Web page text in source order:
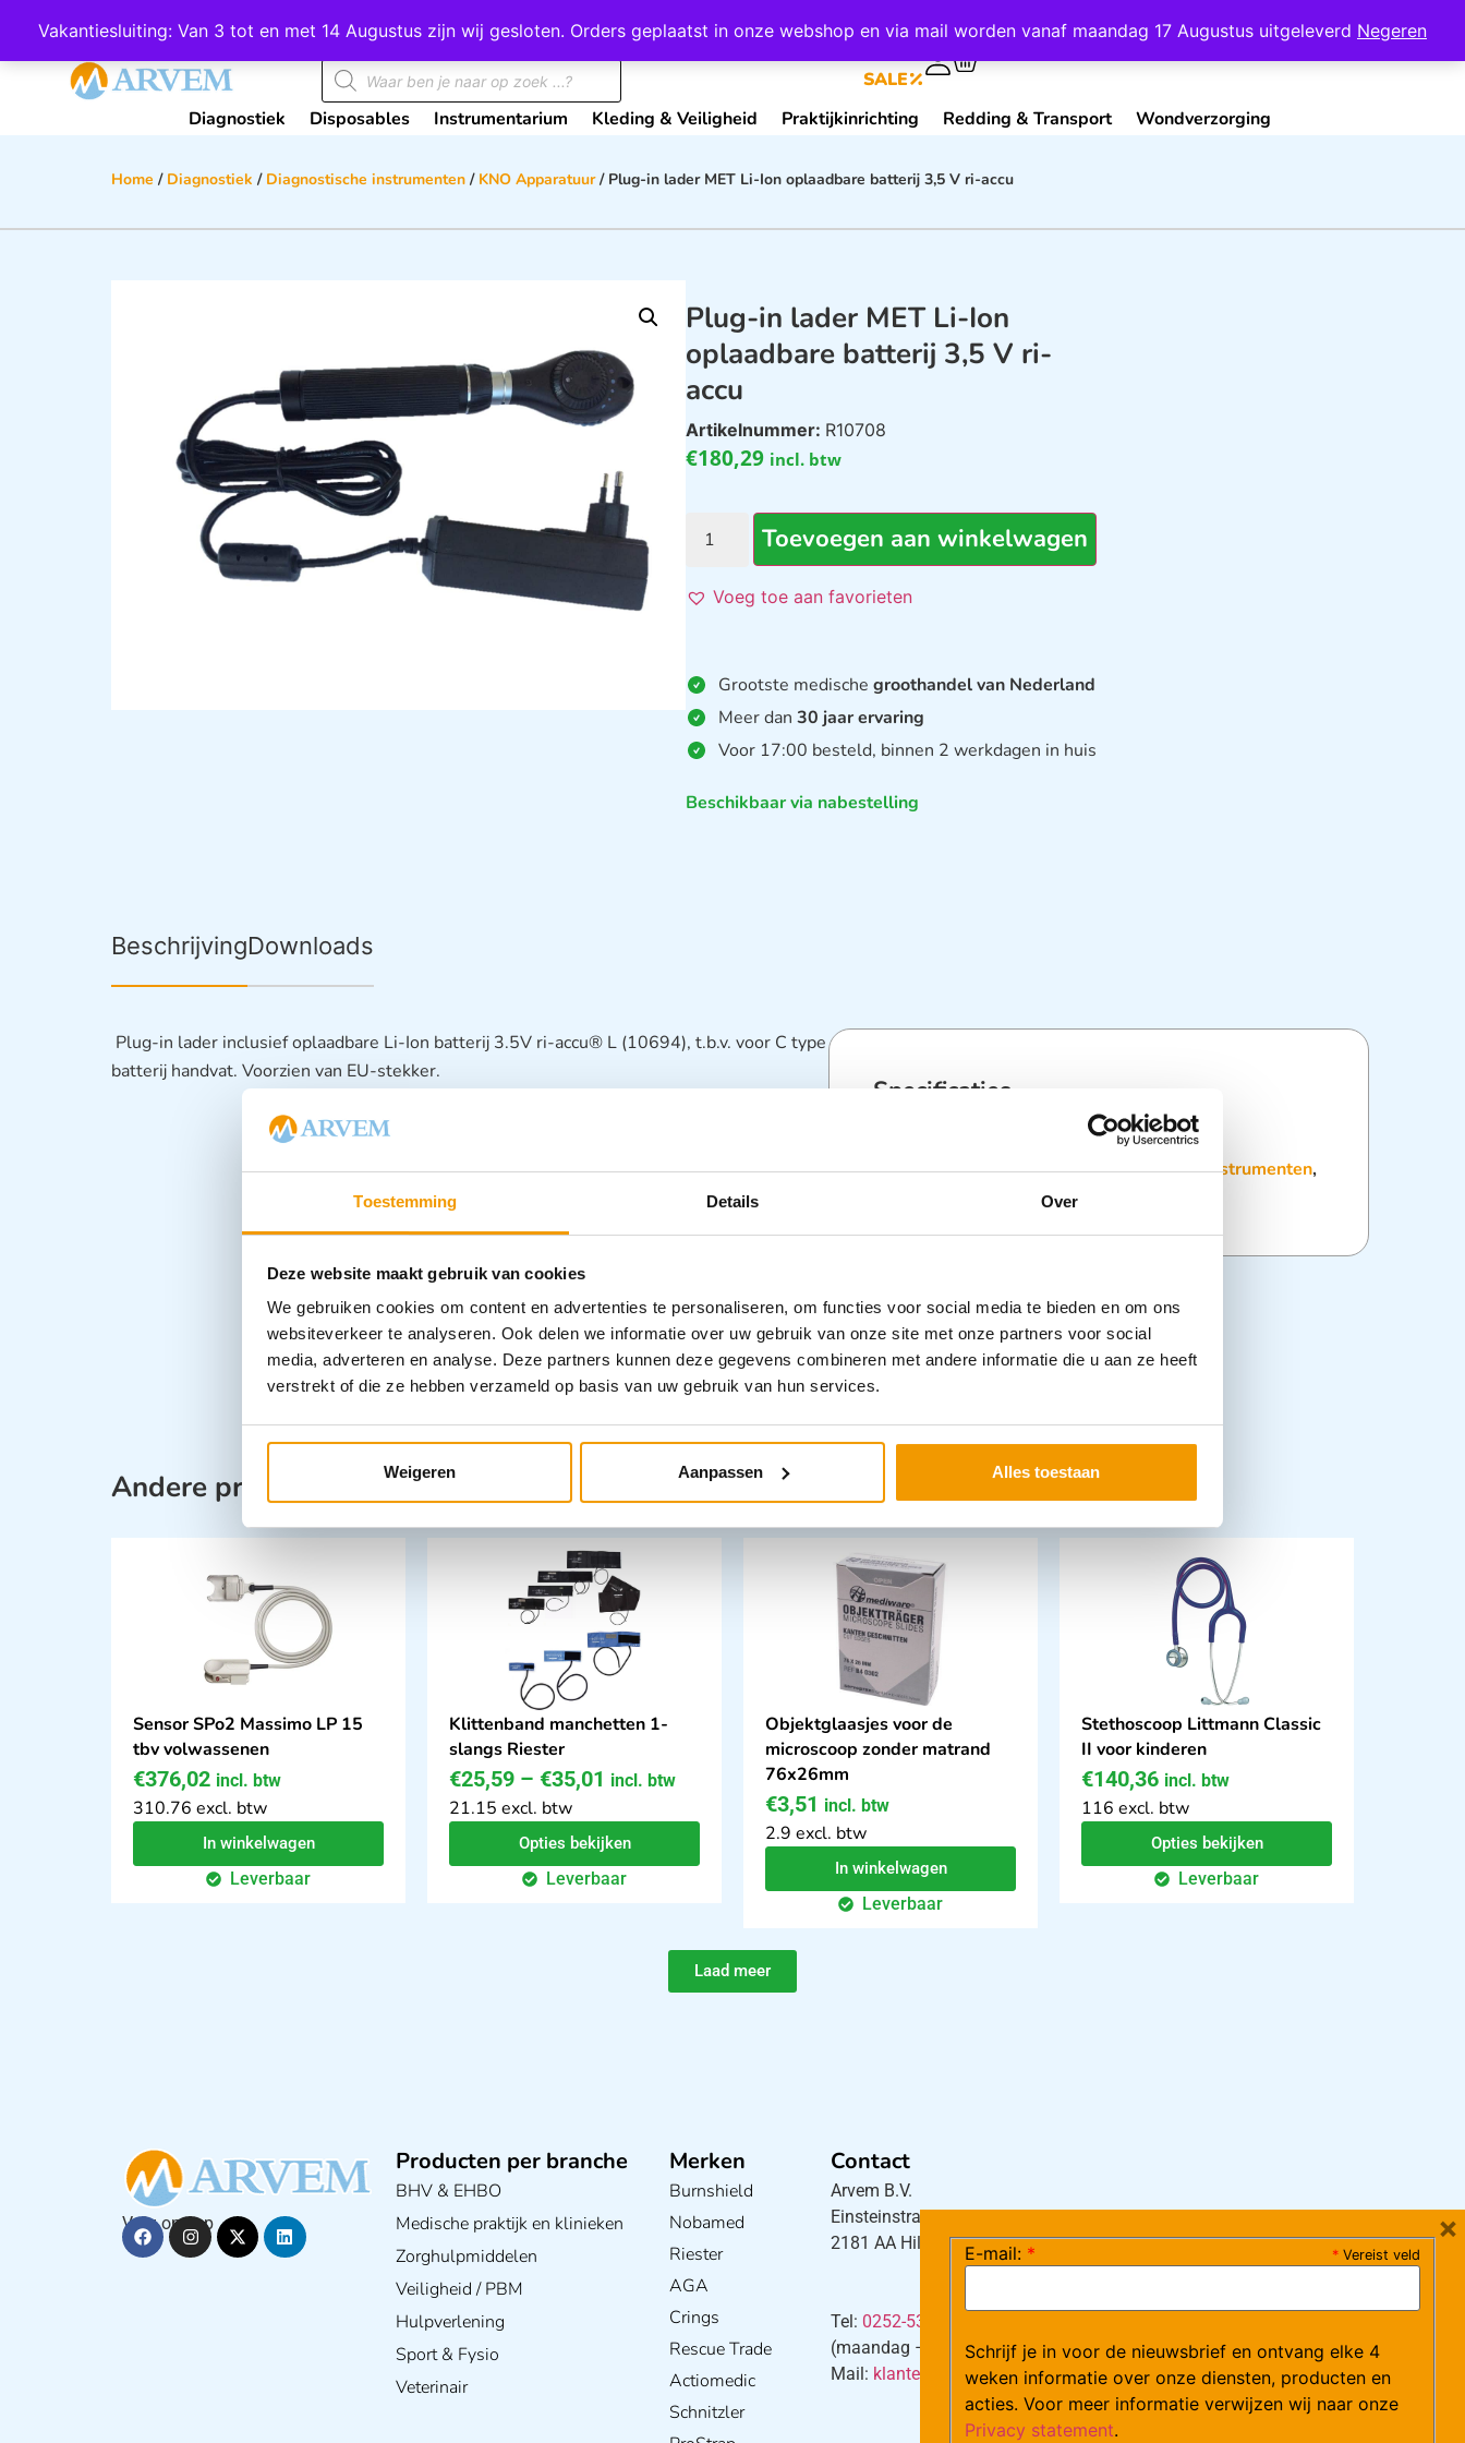
Toestemming Details Over
Deze website maakt gebruik van cookies
We gebruiken cookies om content en advertenties te personaliseren, om functies voor social media te bieden en om ons
websiteverkeer te analyseren. Ook delen we informatie over uw gebruik van onze site met onze partners voor social
media, adverteren en analyse. Deze partners kunnen deze gegevens combineren met andere informatie die u aan ze heeft
verstrekt of die ze hebben verzameld op basis van uw gebruik van hun services.
Weigeren Aanpassen Alles toestaan
Vakantiesluiting: Van 3 tot en met 14 Augustus zijn wij gesloten. Orders geplaatst in onze webshop en via mail worden vanaf maandag 17 Augustus uitgeleverd Negeren
Wij scoren een 4,8 op Google Mijn Account Contact
SALE
Diagnostiek Disposables Instrumentarium Kleding & Veiligheid Praktijkinrichting Redding & Transport Wondverzorging
Home / Diagnostiek / Diagnostische instrumenten / KNO Apparatuur/ Plug-in lader MET Li-Ion oplaadbare batterij 3,5 V ri-accu
Plug-in lader MET Li-Ion
oplaadbare batterij 3,5 V ri-
accu
Artikelnummer: R10708
€180,29 incl. btw
Toevoegen aan winkelwagen
Voeg toe aan favorieten
Grootste medischegroothandel van Nederland
Meer dan30 jaar ervaring
Voor 17:00 besteld, binnen 2 werkdagen in huis
Beschikbaar via nabestelling
BeschrijvingDownloads
Plug-in lader inclusief oplaadbare Li-Ion batterij 3.5V ri-accu® L (10694), t.b.v. voor C type
batterij handvat. Voorzien van EU-stekker.
Specificaties
Categorieën:Diagnostiek,Diagnostische instrumenten,
Andere producten in deze categorie:
Sensor SPo2 Massimo LP 15
tbv volwassenen
€376,02 incl. btw
310.76 excl. btw
In winkelwagen
Leverbaar
Klittenband manchetten 1-
slangs Riester
€25,59 – €35,01 incl. btw
21.15 excl. btw
Opties bekijken
Leverbaar
Objektglaasjes voor de
microscoop zonder matrand
76x26mm
€3,51 incl. btw
2.9 excl. btw
In winkelwagen
Leverbaar
Stethoscoop Littmann Classic
II voor kinderen
€140,36 incl. btw
116 excl. btw
Opties bekijken
Leverbaar
Laad meer
Volg ons op
Producten per branche
BHV & EHBO
Medische praktijk en klinieken
Zorghulpmiddelen
Veiligheid / PBM
Hulpverlening
Sport & Fysio
Veterinair
Merken
Burnshield
Nobamed
Riester
AGA
Crings
Rescue Trade
Actiomedic
Schnitzler
Contact
Arvem B.V.
Einsteinstraat 5
2181 AA Hillegom
Tel: 0252-533256
(maandag – donderdag 08:30-17:15 uur / vrijdag 08:30-16:00 uur)
Mail: klantenservice@arvem.nl
* Vereist veld
E-mail: *
Schrijf je in voor de nieuwsbrief en ontvang elke 4
weken informatie over onze diensten, producten en
acties. Voor meer informatie verwijzen wij naar onze
Privacy statement.
×